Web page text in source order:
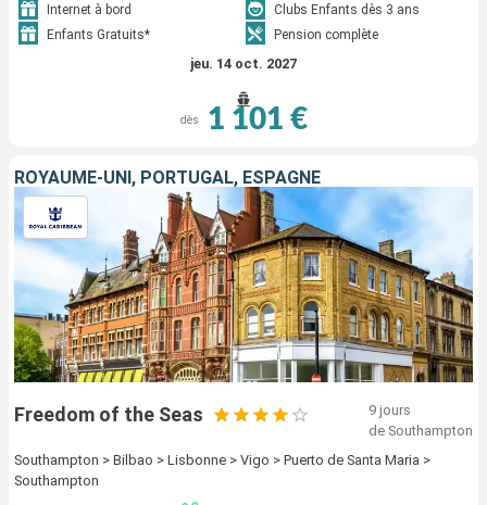
Internet à bord
Clubs Enfants dès 3 ans
Enfants Gratuits*
Pension complète
jeu. 14 oct. 2027
dès 1 101 €
ROYAUME-UNI, PORTUGAL, ESPAGNE
Freedom of the Seas
9 jours
de Southampton
Southampton > Bilbao > Lisbonne > Vigo > Puerto de Santa Maria >
Southampton